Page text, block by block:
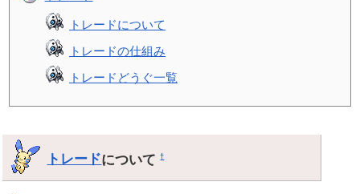
トレードについて
トレードの仕組み
トレードどうぐ一覧
トレードについて†